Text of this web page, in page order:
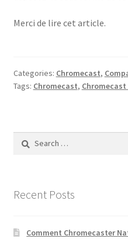
Merci de lire cet article.
Categories: Chromecast,
Tags: Chromecast,
Search
Recent Posts
Comment Chromecaster